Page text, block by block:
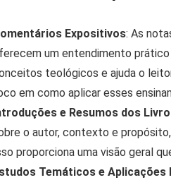
Expositivos: As
um entendimento
teológicos e ajuda o
em como aplicar esses
e Resumos dos
o autor, contexto e
proporciona uma visão geral
Temáticos e Aplicações